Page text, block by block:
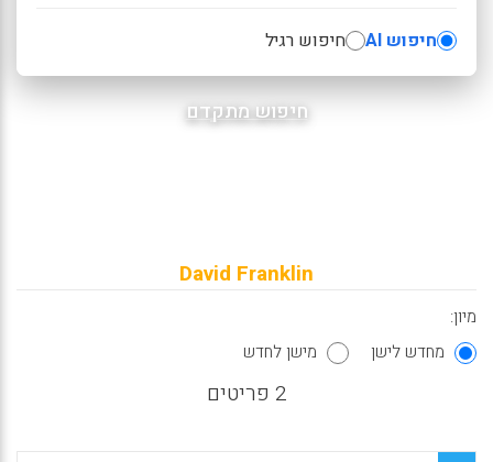
חיפוש AI חיפוש רגיל
חיפוש מתקדם
David Franklin
מיון:
מחדש לישן
מישן לחדש
2 פריטים